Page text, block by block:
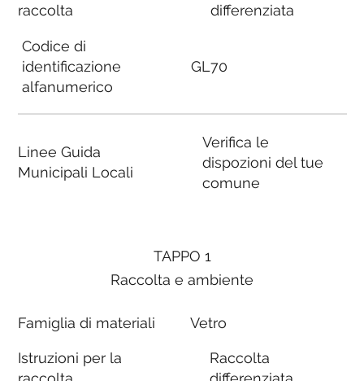
raccolta
Codice di
identificazione
alfanumerico
Linee Guida
Municipali Locali
differenziata
GL70
Verifica le
dispozioni del tue
comune
TAPPO 1
Raccolta e ambiente
Famiglia di materiali
Istruzioni per la
Vetro
Raccolta